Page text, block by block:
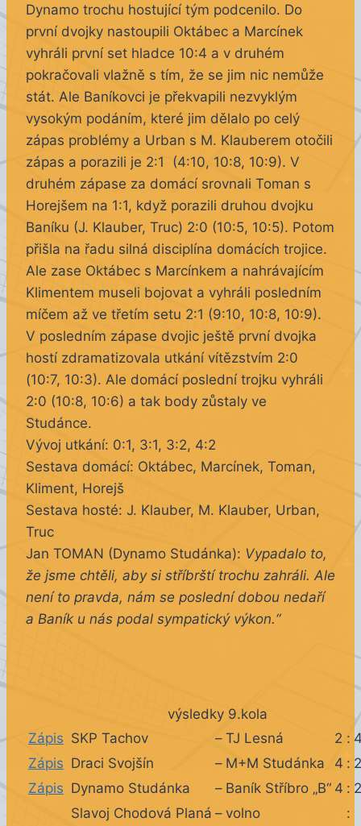
Dynamo trochu hostující tým podcenilo. Do
první dvojky nastoupili Oktábec a Marcínek
vyhráli první set hladce 10:4 a v druhém
pokračovali vlažně s tím, že se jim nic nemůže
stát. Ale Baníkovci je překvapili nezvyklým
vysokým podáním, které jim dělalo po celý
zápas problémy a Urban s M. Klauberem otočili
zápas a porazili je 2:1 (4:10, 10:8, 10:9). V
druhém zápase za domácí srovnali Toman s
Horejšem na 1:1, když porazili druhou dvojku
Baníku (J. Klauber, Truc) 2:0 (10:5, 10:5). Potom
přišla na řadu silná disciplína domácích trojice.
Ale zase Oktábec s Marcínkem a nahrávajícím
Klimentem museli bojovat a vyhráli posledním
míčem až ve třetím setu 2:1 (9:10, 10:8, 10:9).
V posledním zápase dvojic ještě první dvojka
hostí zdramatizovala utkání vítězstvím 2:0
(10:7, 10:3). Ale domácí poslední trojku vyhráli
2:0 (10:8, 10:6) a tak body zůstaly ve
Studánce.
Vývoj utkání: 0:1, 3:1, 3:2, 4:2
Sestava domácí: Oktábec, Marcínek, Toman,
Kliment, Horejš
Sestava hosté: J. Klauber, M. Klauber, Urban,
Truc
Jan TOMAN (Dynamo Studánka): Vypadalo to,
že jsme chtěli, aby si stříbrští trochu zahráli. Ale
není to pravda, nám se poslední dobou nedaří
a Baník u nás podal sympatický výkon.“
výsledky 9.kola
Zápis SKP Tachov – TJ Lesná 2 :
Zápis Draci Svojšín – M+M Studánka 4 : 2
Zápis Dynamo Studánka – Baník Stříbro „B“ 4 : 2
Slavoj Chodová Planá – volno :